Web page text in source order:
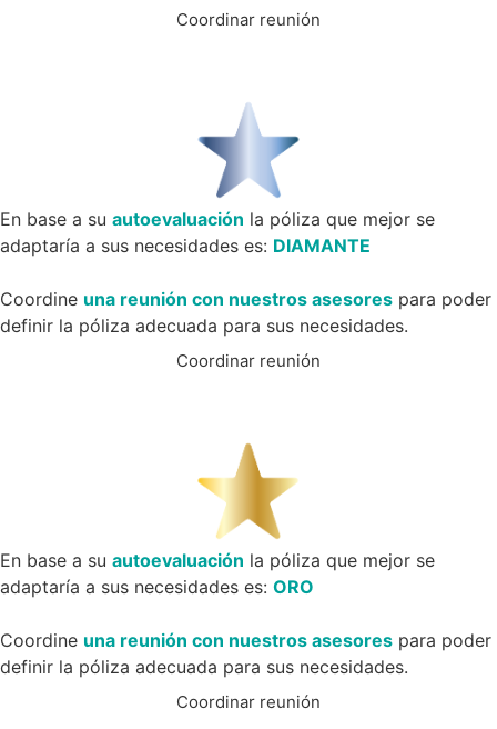
Coordinar reunión
En base a su autoevaluación la póliza que mejor se
adaptaría a sus necesidades es: DIAMANTE
Coordine una reunión con nuestros asesores para poder
definir la póliza adecuada para sus necesidades.
Coordinar reunión
En base a su autoevaluación la póliza que mejor se
adaptaría a sus necesidades es: ORO
Coordine una reunión con nuestros asesores para poder
definir la póliza adecuada para sus necesidades.
Coordinar reunión